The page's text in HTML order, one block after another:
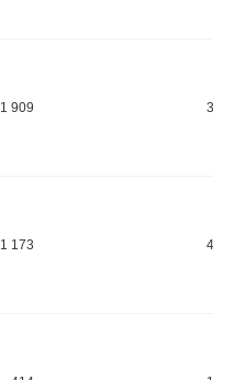
1 909 387
1 173 401